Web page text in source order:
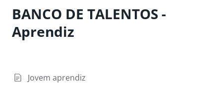
BANCO DE TALENTOS -
Aprendiz
Jovem aprendiz